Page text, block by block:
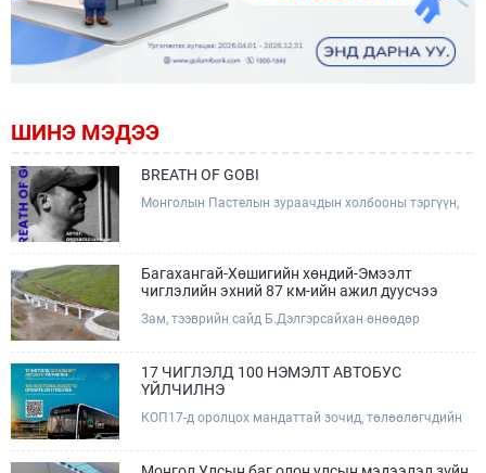
ШИНЭ МЭДЭЭ
BREATH OF GOBI
Монголын Пастелын зураачдын холбооны тэргүүн,
мэндчилж байна.
Багахангай-Хөшигийн хөндий-Эмээлт
чиглэлийн эхний 87 км-ийн ажил дуусчээ
Зам, тээврийн сайд Б.Дэлгэрсайхан өнөөдөр
бүтээн байгуулалтын ажлын явцтай танилцаж,
төмөр замын доод болон дээд бүтцийн үндсэн ажил
тавьж, төслийн талбайд ажиллалаа.
17 ЧИГЛЭЛД 100 НЭМЭЛТ АВТОБУС
ҮЙЛЧИЛНЭ
КОП17-д оролцох мандаттай зочид, төлөөлөгчдийн
буудлууд болон хурлын талбай хооронд урьдчилан